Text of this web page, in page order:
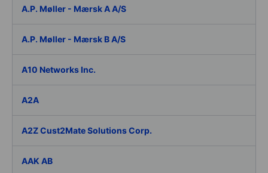
A.P. Møller - Mærsk A A/S
A.P. Møller - Mærsk B A/S
A10 Networks Inc.
A2A
A2Z Cust2Mate Solutions Corp.
AAK AB